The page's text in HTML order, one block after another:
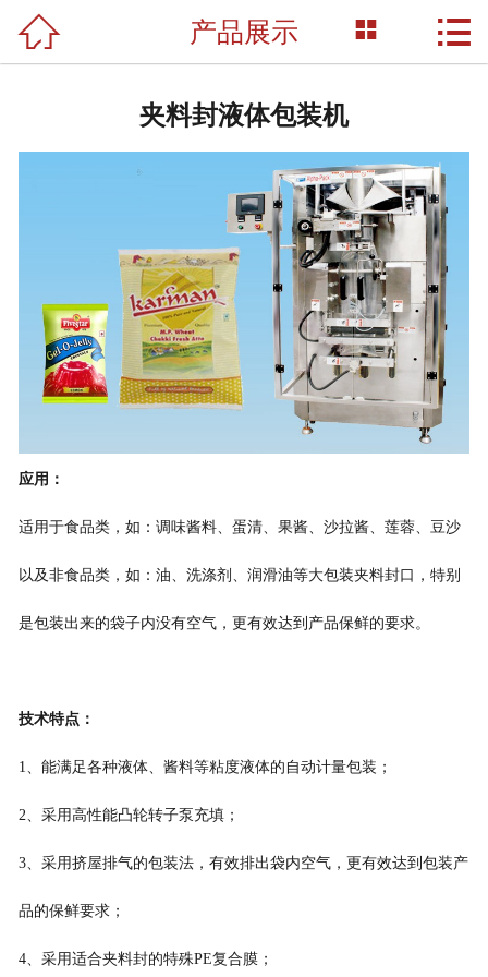
网站首页
新闻资讯
荣誉资质
成功案例
技术支持
联系我们
 产品展示  
夹料封液体包装机
应用 ：
适用于食品类， 如：调味酱料、 蛋清、 果酱、 沙拉酱、 莲蓉、 豆沙
以及非食品类， 如：油 洗涤剂 润滑油等大包装夹料封口，特别
是包装出来的袋子内没有空气，更有效达到 产品保鲜的要求。
技术特点：
1 能满足各种液体、 酱料等粘度液体的自动计量包装 ；
2 、采用高性能凸轮转子泵充填；
3、采用挤屋排气的包装法，有效排出袋内空气，更有效达到 包装产
品的保鲜要求；
4、采用适合夹料封的特殊PE复合膜；